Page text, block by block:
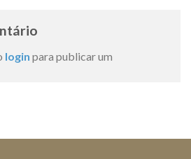
login para publicar um